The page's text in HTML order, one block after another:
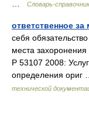
Словарь-
ответственное за
себя
места
Р 53107 2008:
определения
технической